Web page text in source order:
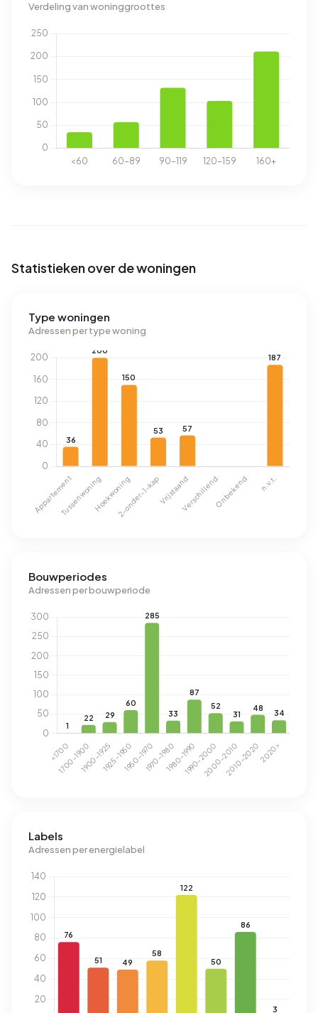
Verdeling van woninggroottes
Statistieken over de woningen
Type woningen
Adressen per type woning
Bouwperiodes
Adressen per bouwperiode
Labels
Adressen per energielabel